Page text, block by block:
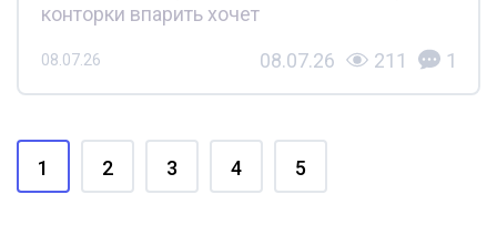
конторки впарить хочет
08.07.26 08.07.26 211 1
1 2 3 4 5